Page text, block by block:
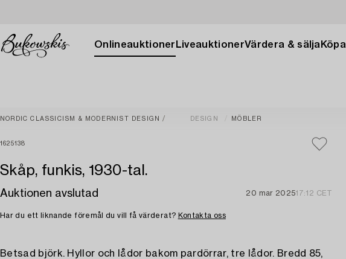
Onlineauktioner LiveauktionerVärdera & sälja Köpa
NORDIC CLASSICISM & MODERNIST DESIGN DESIGN MÖBLER
1625138
Skåp, funkis, 1930-tal.
Auktionen avslutad 20 mar 202517:12 CET
Har du ett liknande föremål du vill få värderat? Kontakta oss
Betsad björk. Hyllor och lådor bakom pardörrar, tre lådor. Bredd 85,